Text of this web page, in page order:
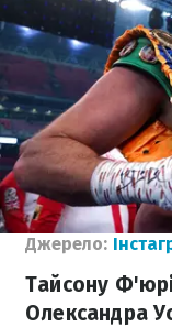
Джерело:
Тайсону
Олександра